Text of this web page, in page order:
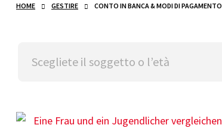
HOME GESTIRE CONTO IN BANCA & MODI DI PAGAMENTO
Scegliete il soggetto o l’età